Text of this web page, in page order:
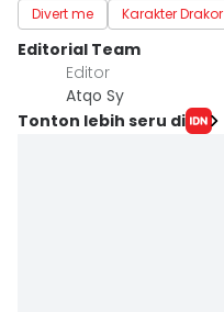
Divert me Karakter Drakor
Editorial Team
Editor
Atqo Sy
Tonton lebih seru di